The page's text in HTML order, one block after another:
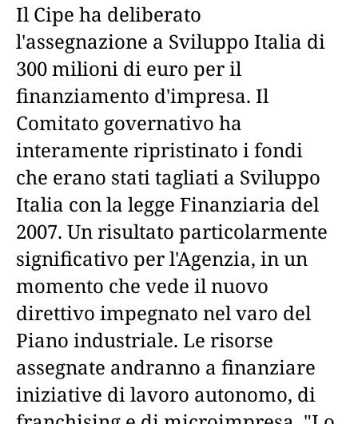
Il Cipe ha deliberato
l'assegnazione a Sviluppo Italia di
300 milioni di euro per il
finanziamento d'impresa. Il
Comitato governativo ha
interamente ripristinato i fondi
che erano stati tagliati a Sviluppo
Italia con la legge Finanziaria del
2007. Un risultato particolarmente
significativo per l'Agenzia, in un
momento che vede il nuovo
direttivo impegnato nel varo del
Piano industriale. Le risorse
assegnate andranno a finanziare
iniziative di lavoro autonomo, di